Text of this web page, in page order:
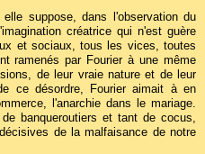
suppose, dans l'observation du
créatrice qui n'est guère
et sociaux, tous les vices, toutes
ramenés par Fourier à une même
de leur vraie nature et de leur
ce désordre, Fourier aimait à en
l'anarchie dans le mariage.
banqueroutiers et tant de cocus,
de la malfaisance de notre